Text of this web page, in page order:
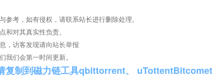
环保、 耐用、卫生、易于维护，公园将为盐田儿童留下独
考，如有侵权，请联系站长进行删除处理。
对其真实性负责。
，访客发现请向站长举报
们会第一时间更新。
链工具qbittorrent、 uTottentBitcomet